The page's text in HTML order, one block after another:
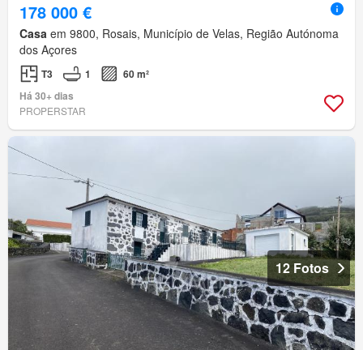
178 000 €
Casa em 9800, Rosais, Município de Velas, Região Autónoma
dos Açores
T3 1
60 m²
Há 30+ dias
PROPERSTAR
12 Fotos